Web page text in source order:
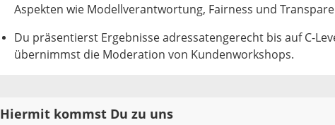
Aspekten wie Modellverantwortung, Fairness und
Du präsentierst Ergebnisse adressatengerecht bis auf C-
übernimmst die Moderation von Kundenworkshops.
Hiermit kommst Du zu uns